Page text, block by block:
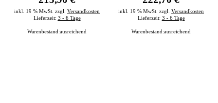
inkl. 19 % MwSt. zzgl. Versandkosten
Lieferzeit: 3 - 6 Tage
Warenbestand:ausreichend
inkl. 19 % MwSt. zzgl. Versandkosten
Lieferzeit: 3 - 6 Tage
Warenbestand:ausreichend